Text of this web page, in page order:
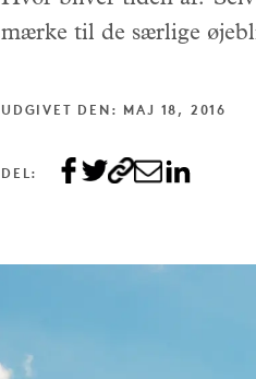
mærke til de særlige
UDGIVET DEN: MAJ 18, 2016
DEL: